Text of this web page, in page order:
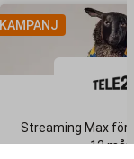
KAMPANJ
Streaming Max för
12 mån